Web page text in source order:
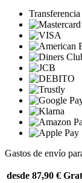
Gastos de envío
desde 87,90 €